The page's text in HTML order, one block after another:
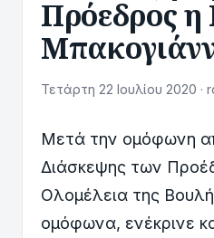
Πρόεδρος
Τετάρτη 22 Ιουλίου 2020 ·
Μετά την ομόφωνη
Διάσκεψης των
Ολομέλεια της
ομόφωνα, ενέκρινε